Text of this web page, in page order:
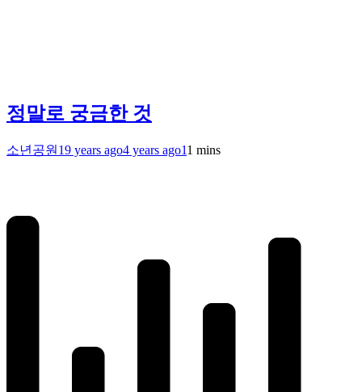
정말로 궁금한 것
소년공원 19 years ago4 years ago11 mins